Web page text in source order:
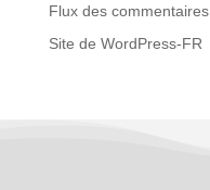
Flux des commentaires
Site de WordPress-FR